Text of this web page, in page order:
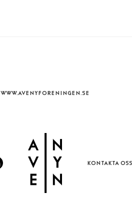
WWW.AVENYFORENINGEN.SE
KONTAKTA OSS